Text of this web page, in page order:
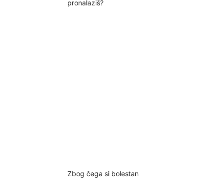
pronalaziš?
Zbog čega si bolestan